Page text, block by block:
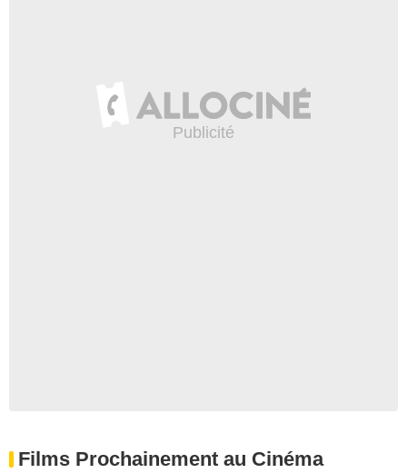
Films Prochainement au Cinéma